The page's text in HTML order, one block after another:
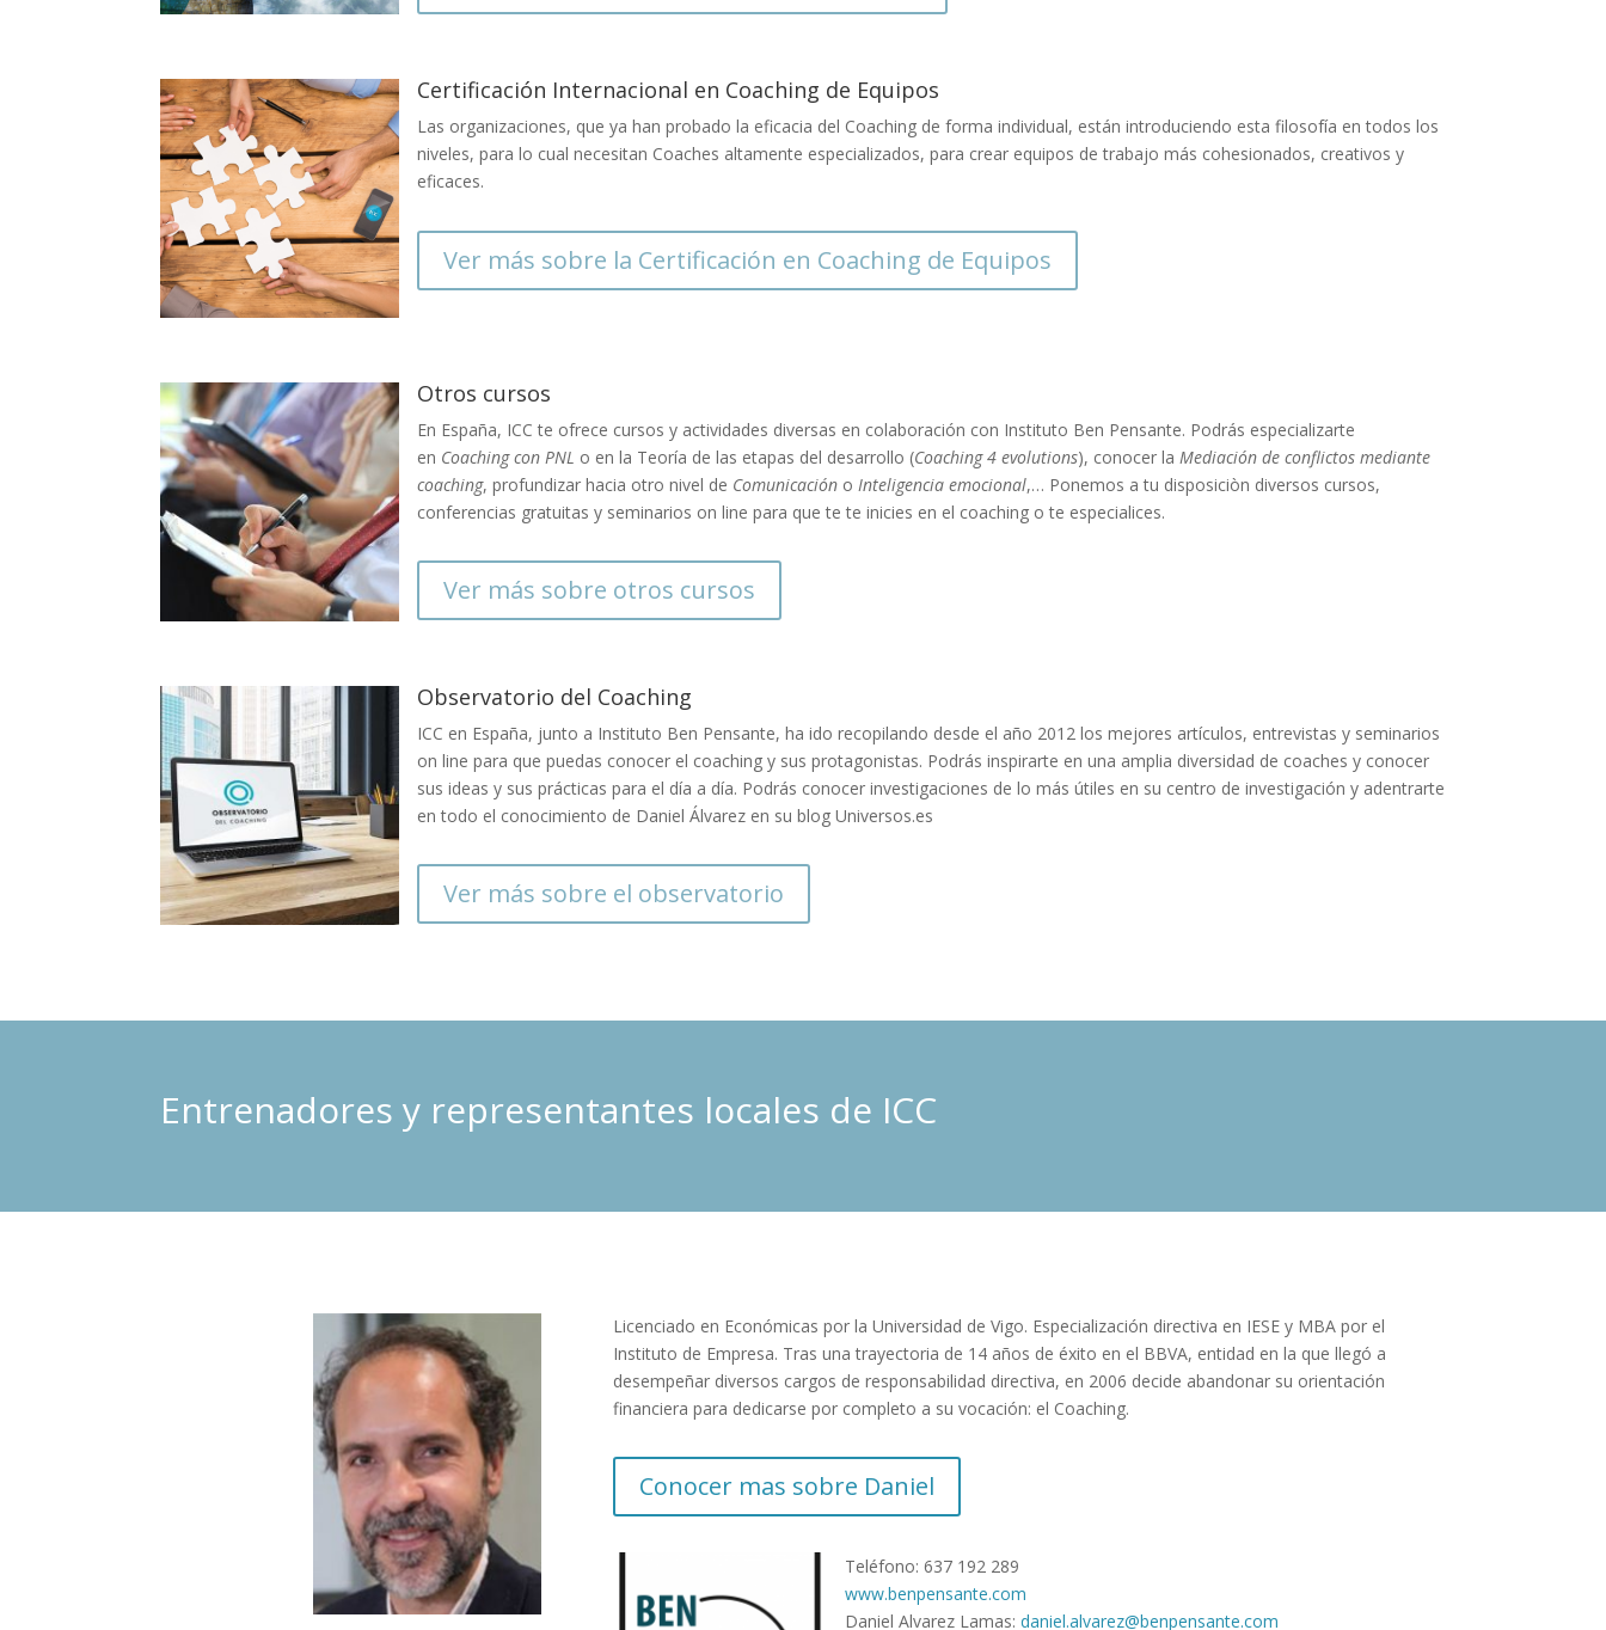
Certificación Internacional en Coaching de Equipos
Las organizaciones, que ya han probado la eficacia del Coaching de forma individual, están introduciendo esta filosofía en todos los
niveles, para lo cual necesitan Coaches altamente especializados, para crear equipos de trabajo más cohesionados, creativos y
eficaces.
Ver más sobre la Certificación en Coaching de Equipos
Otros cursos
En España, ICC te ofrece cursos y actividades diversas en colaboración con Instituto Ben Pensante. Podrás especializarte
en Coaching con PNL o en la Teoría de las etapas del desarrollo (Coaching 4 evolutions), conocer laMediación de conflictos mediante
coaching, profundizar hacia otro nivel de Comunicación oInteligencia emocional,… Ponemos a tu disposiciòn diversos cursos,
conferencias gratuitas y seminarios on line para que te te inicies en el coaching o te especialices.
Ver más sobre otros cursos
Observatorio del Coaching
ICC en España, junto a Instituto Ben Pensante, ha ido recopilando desde el año 2012 los mejores artículos, entrevistas y seminarios
on line para que puedas conocer el coaching y sus protagonistas. Podrás inspirarte en una amplia diversidad de coaches y conocer
sus ideas y sus prácticas para el día a día. Podrás conocer investigaciones de lo más útiles en su centro de investigación y adentrarte
en todo el conocimiento de Daniel Álvarez en su blog Universos.es
Ver más sobre el observatorio
Entrenadores y representantes locales de ICC
Licenciado en Económicas por la Universidad de Vigo. Especialización directiva en IESE y MBA por el
Instituto de Empresa. Tras una trayectoria de 14 años de éxito en el BBVA, entidad en la que llegó a
desempeñar diversos cargos de responsabilidad directiva, en 2006 decide abandonar su orientación
financiera para dedicarse por completo a su vocación: el Coaching.
Conocer mas sobre Daniel
Teléfono: 637 192 289
www.benpensante.com
Daniel Alvarez Lamas: daniel.alvarez@benpensante.com